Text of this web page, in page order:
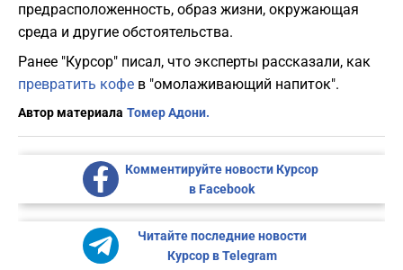
предрасположенность, образ жизни, окружающая
среда и другие обстоятельства.
Ранее "Курсор" писал, что эксперты рассказали, как
превратить кофе в "омолаживающий напиток".
Автор материала Томер Адони.
Комментируйте новости Курсор
в Facebook
Читайте последние новости
Курсор в Telegram